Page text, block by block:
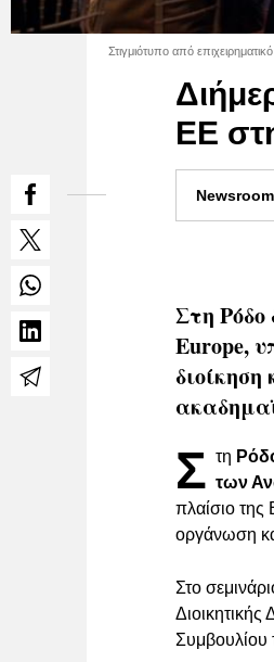
Στιγμιότυπο από
ΕΕ
Newsroom
Στη Ρόδο
Europe,
Σ τη
των
πλαίσιο της
οργάνωση
Στο
Συμβουλίου